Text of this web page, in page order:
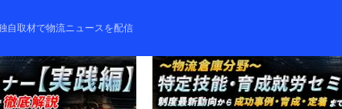
自取材で物流ニュースを配信